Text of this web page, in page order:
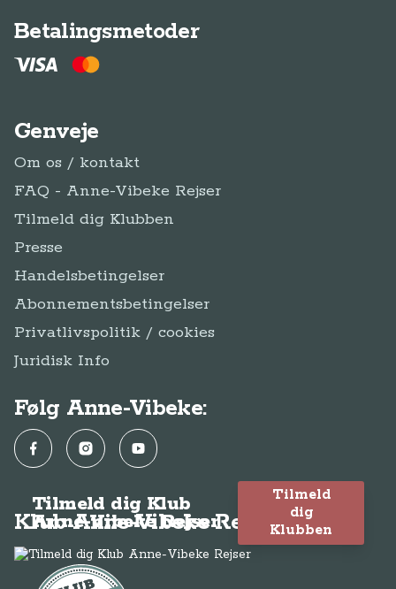
Betalingsmetoder
Genveje
Om os / kontakt
FAQ - Anne-Vibeke Rejser
Tilmeld dig Klubben
Presse
Handelsbetingelser
Abonnementsbetingelser
Privatlivspolitik / cookies
Juridisk Info
Følg Anne-Vibeke:
FacebookInstagramYouTube
Klub Anne-Vibeke Rejser
Tilmeld dig Klub
Anne-Vibeke Rejser
Tilmeld
dig
Klubben